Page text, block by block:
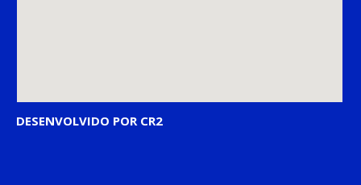
DESENVOLVIDO POR CR2